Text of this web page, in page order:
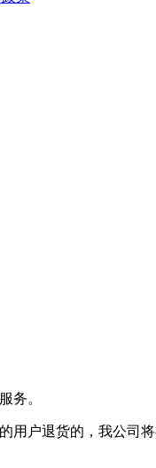
务。
用户退货的，我公司